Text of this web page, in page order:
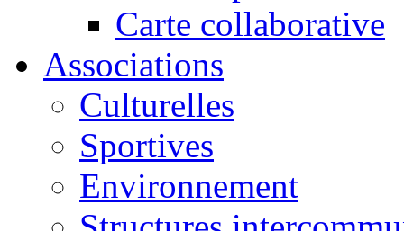
Carte collaborative
Associations
Culturelles
Sportives
Environnement